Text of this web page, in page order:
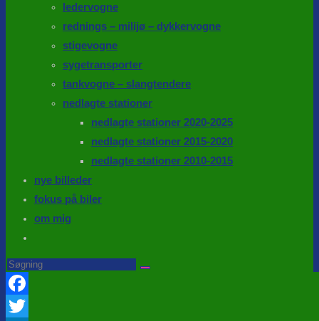
ledervogne
rednings – milijø – dykkervogne
stigevogne
sygetransporter
tankvogne – slangtendere
nedlagte stationer
nedlagte stationer 2020-2025
nedlagte stationer 2015-2020
nedlagte stationer 2010-2015
nye billeder
fokus på biler
om mig
website
Search
this
website
Facebook